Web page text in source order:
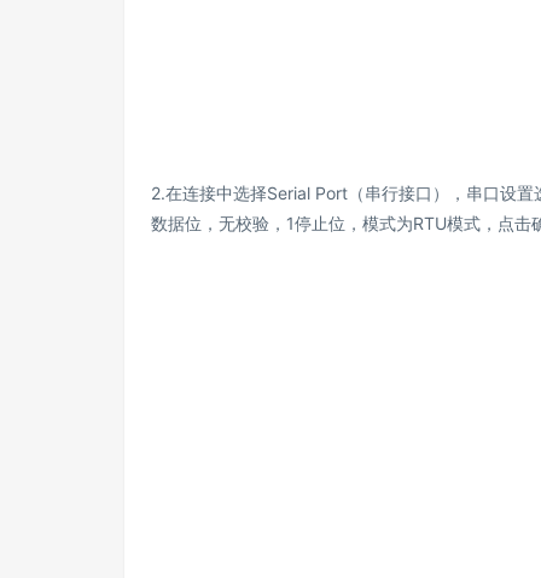
2.在连接中选择Serial Port（串行接口），串口设
数据位，无校验，1停止位，模式为RTU模式，点